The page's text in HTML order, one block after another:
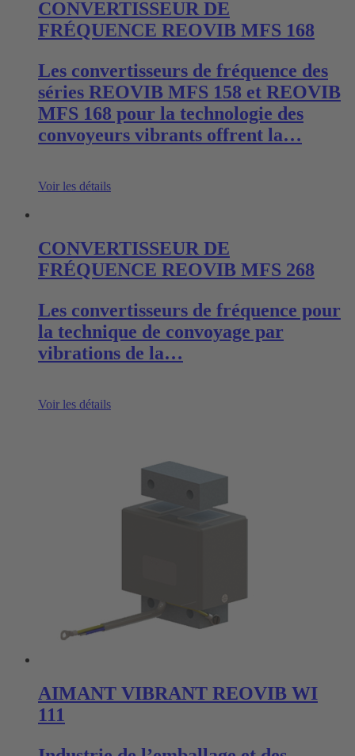
CONVERTISSEUR DE
FRÉQUENCE REOVIB MFS 168
Les convertisseurs de fréquence des
séries REOVIB MFS 158 et REOVIB
MFS 168 pour la technologie des
convoyeurs vibrants offrent la…
Voir les détails
CONVERTISSEUR DE
FRÉQUENCE REOVIB MFS 268
Les convertisseurs de fréquence pour
la technique de convoyage par
vibrations de la…
Voir les détails
AIMANT VIBRANT REOVIB WI
111